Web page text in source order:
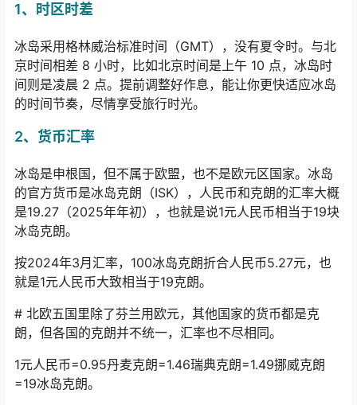
1、时区时差
冰岛采用格林威治标准时间（GMT），没有夏令时。与北
京时间相差 8 小时，比如北京时间是上午 10 点，冰岛时
间则是凌晨 2 点。提前调整好作息，能让你更快适应冰岛
的时间节奏，尽情享受旅行时光。
2、货币汇率
冰岛是申根国，但不属于欧盟，也不是欧元区国家。冰岛
的官方货币是冰岛克朗（ISK），人民币和克朗的汇率大概
是19.27（2025年年初），也就是说1元人民币相当于19块
冰岛克朗。
按2024年3月汇率，100冰岛克朗折合人民币5.27元，也
就是1元人民币大致相当于19克朗。
# 北欧五国里除了芬兰用欧元，其他国家的货币都是克
朗，但各国的克朗并不统一，汇率也不尽相同。
1元人民币=0.95丹麦克朗=1.46瑞典克朗=1.49挪威克朗
=19冰岛克朗。